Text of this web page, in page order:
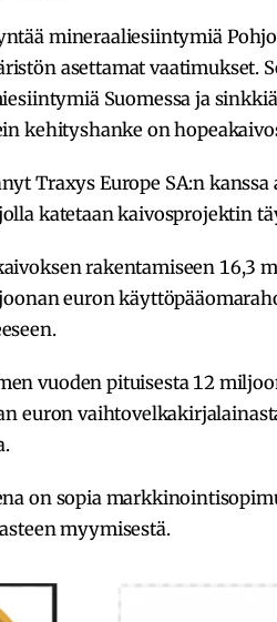
mineraaliesiintymiä
asettamat vaatimukset.
Suomessa ja
kehityshanke on
Traxys Europe SA:n
katetaan kaivosprojektin
rakentamiseen 16,3
euron
vuoden pituisesta 12
euron
on sopia
myymisestä.